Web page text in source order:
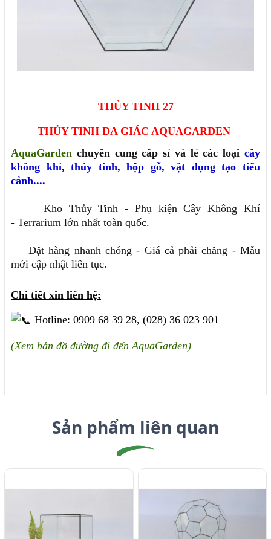
THỦY TINH 27
THỦY TINH ĐA GIÁC AQUAGARDEN
AquaGarden chuyên cung cấp sỉ và lẻ các loại cây
không khí,thủy tinh,hộp gỗ,vật dụng tạo tiểu
cảnh....
Kho Thủy Tinh - Phụ kiện Cây Không Khí
- Terrarium lớn nhất toàn quốc.
Đặt hàng nhanh chóng - Giá cả phải chăng - Mẫu
mới cập nhật liên tục.
Chi tiết xin liên hệ:
Hotline: 0909 68 39 28, (028) 36 023 901
(Xem bản đồ đường đi đến AquaGarden)
Sản phẩm liên quan